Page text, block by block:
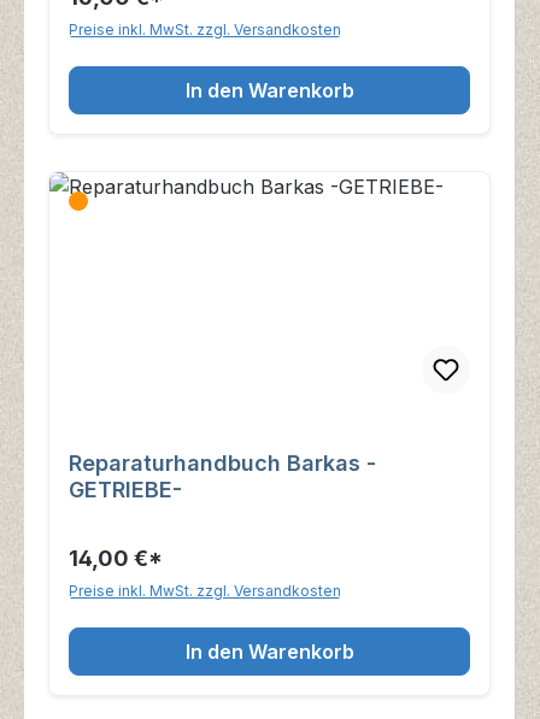
Preise inkl. MwSt. zzgl. Versandkosten
In den Warenkorb
Reparaturhandbuch Barkas -
GETRIEBE-
14,00 €*
Preise inkl. MwSt. zzgl. Versandkosten
In den Warenkorb